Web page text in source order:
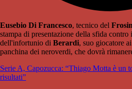
Eusebio Di Francesco, tecnico del
stampa di presentazione della sfida contro
dell'infortunio di Berardi, suo giocatore
panchina dei neroverdi, che dovrà
Serie A, Capozucca: “Thiago Motta è un
risultati”